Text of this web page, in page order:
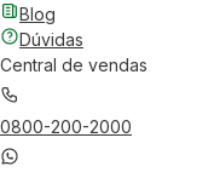
Blog
Dúvidas
Central de vendas
0800-200-2000